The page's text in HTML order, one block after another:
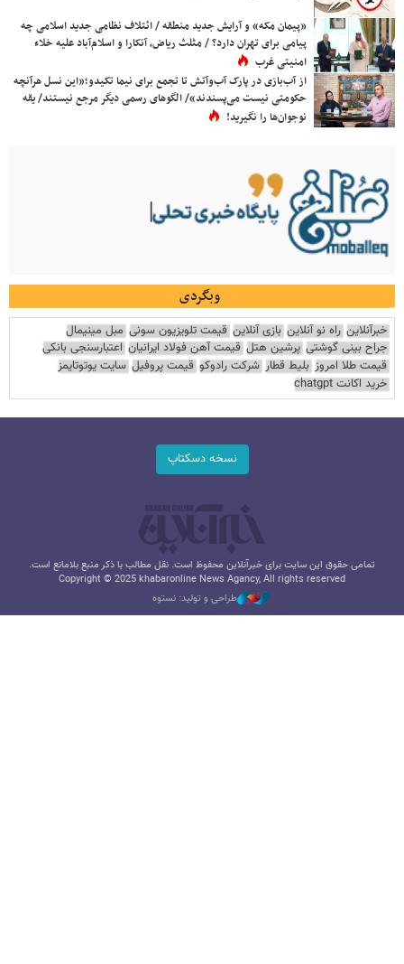
«پیمان مکه» و آرایش جدید منطقه / ائتلاف نظامی جدید اسلامی چه
پیامی برای تهران دارد؟ / مثلث ریاض، آنکارا و اسلام‌آباد علیه خلاء
امنیتی غرب
از آب‌بازی در پارک آب‌وآتش تا تجمع برای نیما تکیدو؛«این نسل هرآنچه
حکومتی نیست می‌پسندند»/ الگوهای رسمی دیگر مرجع نیستند/ یقه
نوجوان‌ها را نگیرید!
وبگردی
خبرآنلاین راه نو آنلاین بازی آنلاین قیمت تلویزیون سونی مبل مینیمال
جراح بینی گوشتی پرشین هتل قیمت آهن فولاد ایرانیان اعتبارسنجی بانکی
قیمت طلا امروز بلیط قطار شرکت رادوکو قیمت پروفیل سایت یوتوتایمز
خرید اکانت chatgpt
نسخه دسکتاپ
تمامی حقوق این سایت برای خبرآنلاین محفوظ است. نقل مطالب با ذکر منبع بلامانع است.
Copyright © 2025 khabaronline News Agancy, All rights reserved
طراحی و تولید: نستوه